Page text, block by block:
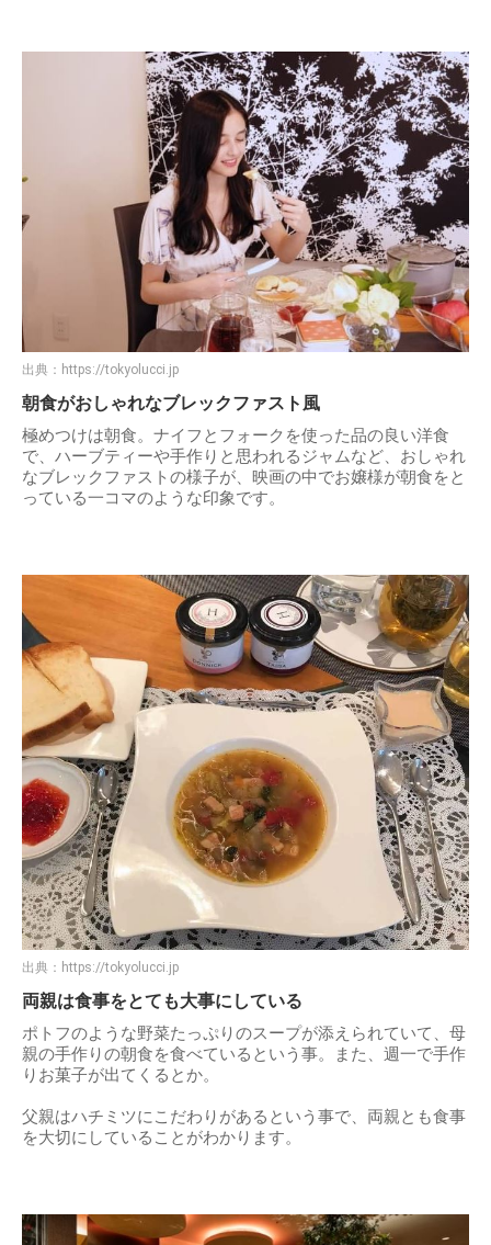
出典： https://tokyolucci.jp
朝食がおしゃれなブレックファスト風
極めつけは朝食。ナイフとフォークを使った品の良い洋食
で、ハーブティーや手作りと思われるジャムなど、おしゃれ
なブレックファストの様子が、映画の中でお嬢様が朝食をと
っている一コマのような印象です。
出典： https://tokyolucci.jp
両親は食事をとても大事にしている
ポトフのような野菜たっぷりのスープが添えられていて、母
親の手作りの朝食を食べているという事。また、週一で手作
りお菓子が出てくるとか。
父親はハチミツにこだわりがあるという事で、両親とも食事
を大切にしていることがわかります。